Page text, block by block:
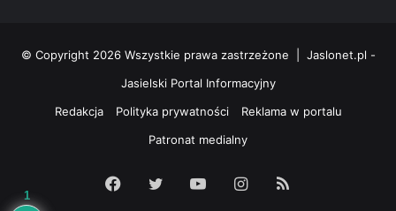
© Copyright 2026 Wszystkie prawa zastrzeżone | Jaslonet.pl -
Jasielski Portal Informacyjny
Redakcja
Polityka prywatności
Reklama w portalu
Patronat medialny
Facebook
Twitter YouTubeInstagram
1